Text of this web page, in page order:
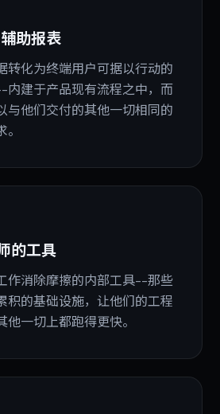
助报表
转化为终端用户可据以行动的
内建于产品现有流程之中，而
与他们交付的其他一切相同的
的工具
作消除摩擦的内部工具--那些
积的基础设施，让他们的工程
他一切上都跑得更快。